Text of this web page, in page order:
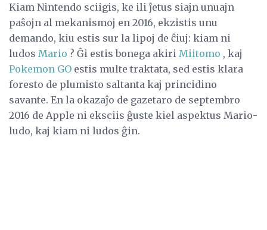
Kiam Nintendo sciigis, ke ili ĵetus siajn unuajn
paŝojn al mekanismoj en 2016, ekzistis unu
demando, kiu estis sur la lipoj de ĉiuj: kiam ni
ludos Mario ? Ĝi estis bonega akiri Miitomo , kaj
Pokemon GO estis multe traktata, sed estis klara
foresto de plumisto saltanta kaj princidino
savante. En la okazaĵo de gazetaro de septembro
2016 de Apple ni eksciis ĝuste kiel aspektus Mario-
ludo, kaj kiam ni ludos ĝin.